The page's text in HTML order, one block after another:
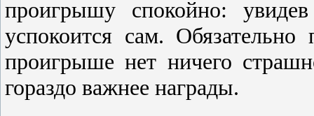
проигрышу спокойно:
успокоится сам.
проигрыше нет ничего
гораздо важнее награды.